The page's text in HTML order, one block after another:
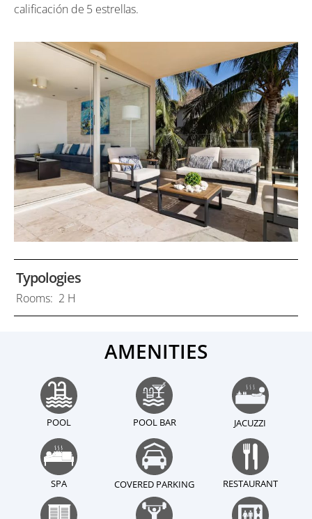
calificación de 5 estrellas.
Typologies
Rooms: 2 H
AMENITIES
POOL POOL BAR JACUZZI
SPA COVERED PARKING RESTAURANT